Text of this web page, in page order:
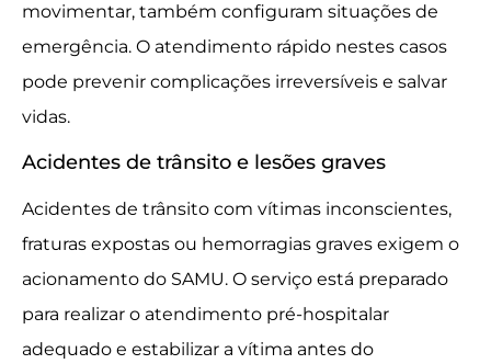
movimentar, também configuram situações de
emergência. O atendimento rápido nestes casos
pode prevenir complicações irreversíveis e salvar
vidas.
Acidentes de trânsito e lesões graves
Acidentes de trânsito com vítimas inconscientes,
fraturas expostas ou hemorragias graves exigem o
acionamento do SAMU. O serviço está preparado
para realizar o atendimento pré-hospitalar
adequado e estabilizar a vítima antes do